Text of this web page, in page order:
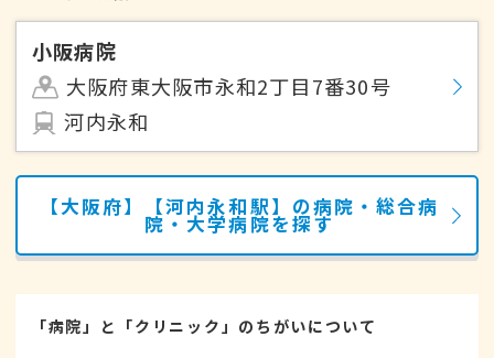
小阪病院
大阪府東大阪市永和2丁目7番30号
河内永和
【大阪府】【河内永和駅】の病院・総合病
院・大学病院を探す
「病院」と「クリニック」のちがいについて